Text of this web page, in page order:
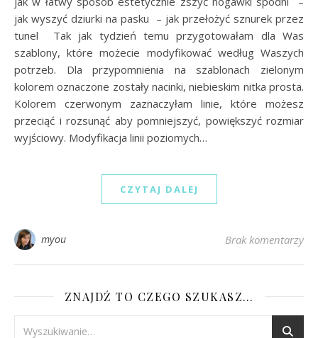
jak wyszyć dziurki na pasku – jak przełożyć sznurek przez
tunel Tak jak tydzień temu przygotowałam dla Was
szablony, które możecie modyfikować według Waszych
potrzeb. Dla przypomnienia na szablonach zielonym
kolorem oznaczone zostały nacinki, niebieskim nitka prosta.
Kolorem czerwonym zaznaczyłam linie, które możesz
przeciąć i rozsunąć aby pomniejszyć, powiększyć rozmiar
wyjściowy. Modyfikacja linii poziomych…
CZYTAJ DALEJ
myou Brak komentarzy
ZNAJDŹ TO CZEGO SZUKASZ…